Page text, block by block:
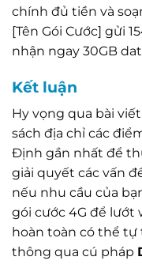
chính đủ tiền và
[Tên Gói Cước] gửi
nhận ngay 30GB
Kết luận
Hy vọng qua bài
sách địa chỉ các
Định gần nhất để
giải quyết các vấn
nếu nhu cầu của
gói cước 4G để lướt
hoàn toàn có thể
thông qua cú pháp